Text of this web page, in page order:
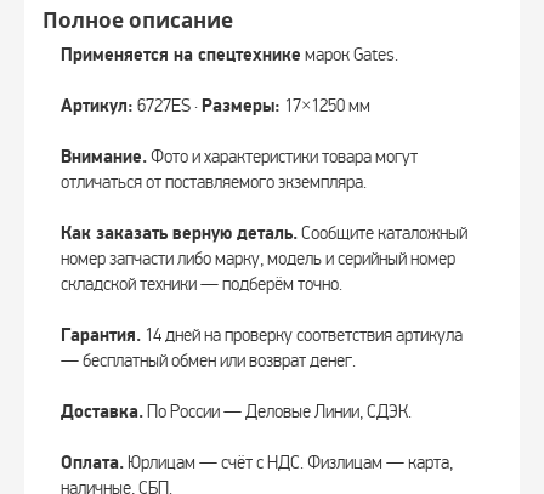
Полное описание
Применяется на спецтехнике марок Gates.
Артикул: 6727ES ·Размеры: 17×1250 мм
Внимание.Фото и характеристики товара могут
отличаться от поставляемого экземпляра.
Как заказать верную деталь.Сообщите каталожный
номер запчасти либо марку, модель и серийный номер
складской техники — подберём точно.
Гарантия. 14 дней на проверку соответствия артикула
— бесплатный обмен или возврат денег.
Доставка.По России — Деловые Линии, СДЭК.
Оплата. Юрлицам — счёт с НДС. Физлицам — карта,
наличные, СБП.